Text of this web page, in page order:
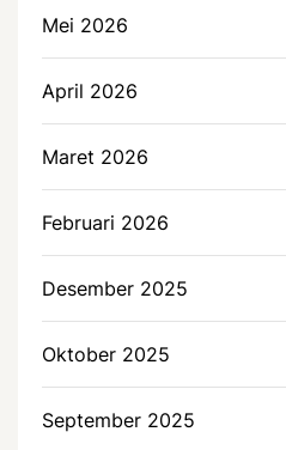
Mei 2026
April 2026
Maret 2026
Februari 2026
Desember 2025
Oktober 2025
September 2025